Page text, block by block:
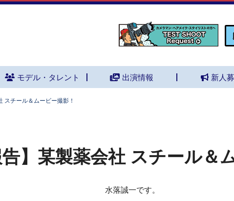
モデル・タレント 出演情報 新人
スチール＆ムービー撮影！
告】某製薬会社 スチール＆
水落誠一です。